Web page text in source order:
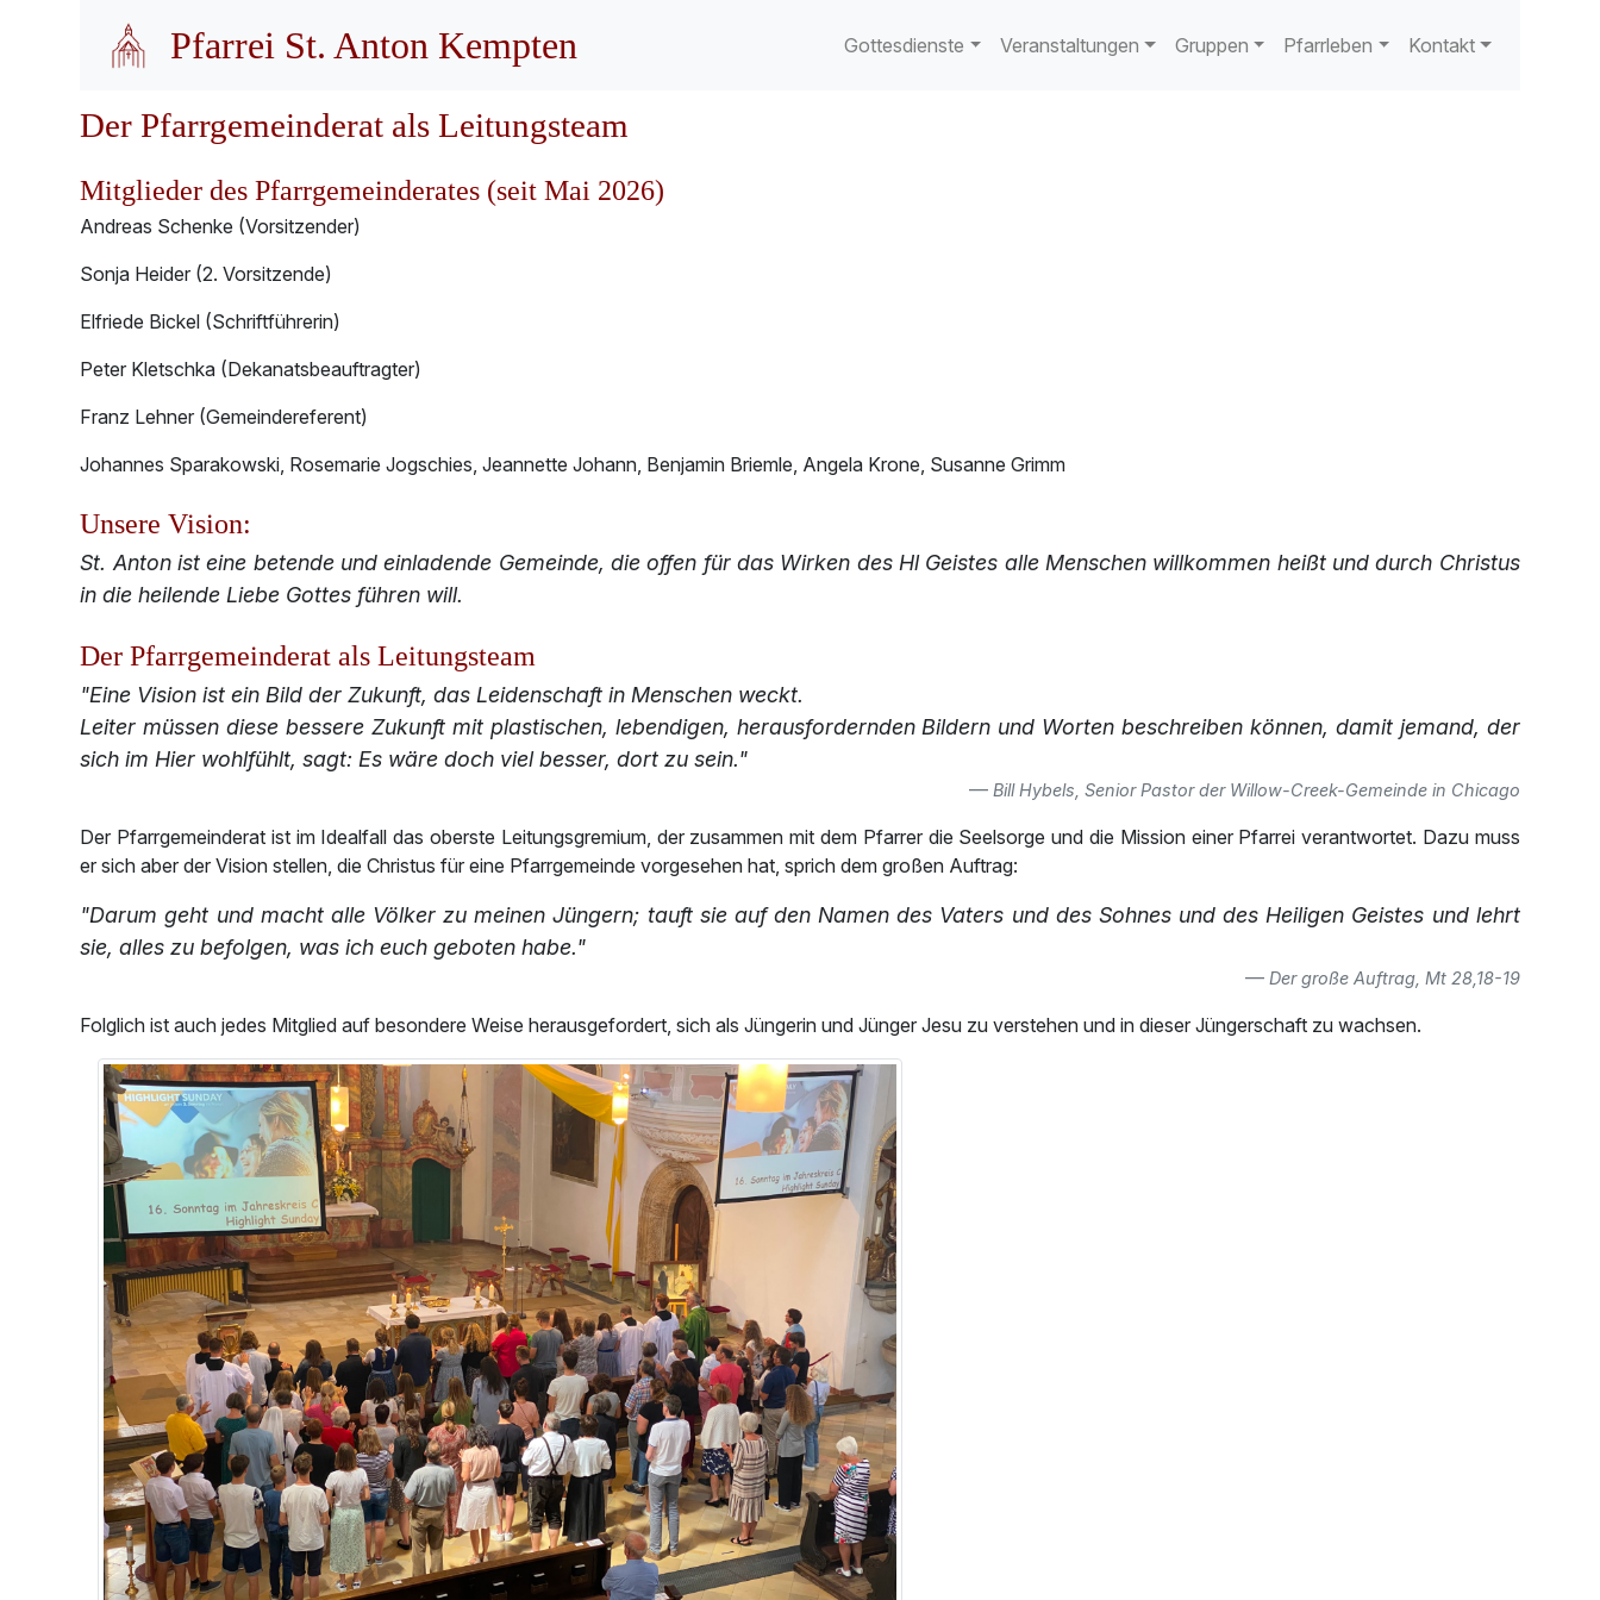
Pfarrei St. Anton Kempten Gottesdienste Veranstaltungen Gruppen Pfarrleben Kontakt
Der Pfarrgemeinderat als Leitungsteam
Mitglieder des Pfarrgemeinderates (seit Mai 2026)
Andreas Schenke (Vorsitzender)
Sonja Heider (2. Vorsitzende)
Elfriede Bickel (Schriftführerin)
Peter Kletschka (Dekanatsbeauftragter)
Franz Lehner (Gemeindereferent)
Johannes Sparakowski, Rosemarie Jogschies, Jeannette Johann, Benjamin Briemle, Angela Krone, Susanne Grimm
Unsere Vision:
St. Anton ist eine betende und einladende Gemeinde, die offen für das Wirken des Hl Geistes alle Menschen willkommen heißt und durch Christus
in die heilende Liebe Gottes führen will.
Der Pfarrgemeinderat als Leitungsteam
"Eine Vision ist ein Bild der Zukunft, das Leidenschaft in Menschen weckt.
Leiter müssen diese bessere Zukunft mit plastischen, lebendigen, herausfordernden Bildern und Worten beschreiben können, damit jemand, der
sich im Hier wohlfühlt, sagt: Es wäre doch viel besser, dort zu sein."
Bill Hybels, Senior Pastor der Willow-Creek-Gemeinde in Chicago
Der Pfarrgemeinderat ist im Idealfall das oberste Leitungsgremium, der zusammen mit dem Pfarrer die Seelsorge und die Mission einer Pfarrei verantwortet. Dazu muss
er sich aber der Vision stellen, die Christus für eine Pfarrgemeinde vorgesehen hat, sprich dem großen Auftrag:
"Darum geht und macht alle Völker zu meinen Jüngern; tauft sie auf den Namen des Vaters und des Sohnes und des Heiligen Geistes und lehrt
sie, alles zu befolgen, was ich euch geboten habe."
Der große Auftrag, Mt 28,18-19
Folglich ist auch jedes Mitglied auf besondere Weise herausgefordert, sich als Jüngerin und Jünger Jesu zu verstehen und in dieser Jüngerschaft zu wachsen.